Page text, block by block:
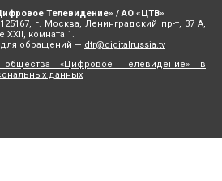
Телевидение» / АО «ЦТВ»
г. Москва, Ленинградский пр-т, 37 А,
комната 1.
обращений — dtr@digitalrussia.tv
общества «Цифровое Телевидение» в
данных